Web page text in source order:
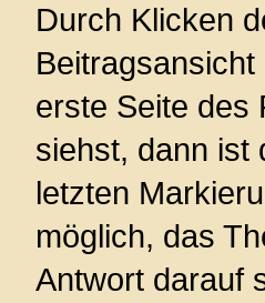
Durch Klicken
erste Seite des
siehst, dann ist
letzten
möglich, das
Antwort darauf